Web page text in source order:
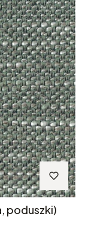
poduszki)